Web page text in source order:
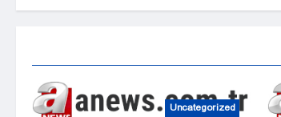
Uncategorized